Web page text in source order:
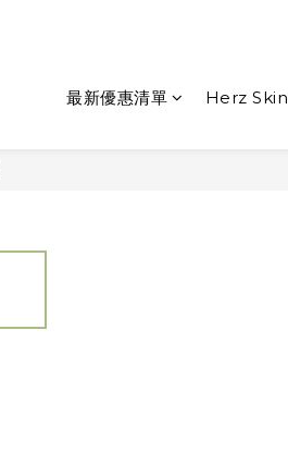
最新優惠清單 Herz Skin